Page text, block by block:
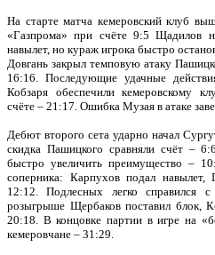
На старте матча кемеровский клуб
«Газпрома» при счёте 9:5 Щадилов
навылет, но кураж игрока быстро
Довгань закрыл темповую атаку
16:16. Последующие удачные
Кобзаря обеспечили кемеровскому
счёте – 21:17. Ошибка Музая в атаке
Дебют второго сета ударно начал
скидка Пашицкого сравняли счёт –
быстро увеличить преимущество –
соперника: Карпухов подал
12:12. Подлесных легко справился
розыгрыше Щербаков поставил блок,
20:18. В концовке партии в игре на
кемеровчане – 31:29.